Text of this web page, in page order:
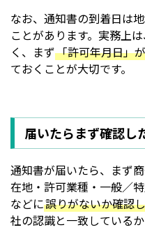
なお、通知書の到着日は
ことがあります。実務上
く、まず「許可年月日」
ておくことが大切です。
届いたらまず確認し
通知書が届いたら、まず
在地・許可業種・一般／
などに誤りがないか確認
社の認識と一致している